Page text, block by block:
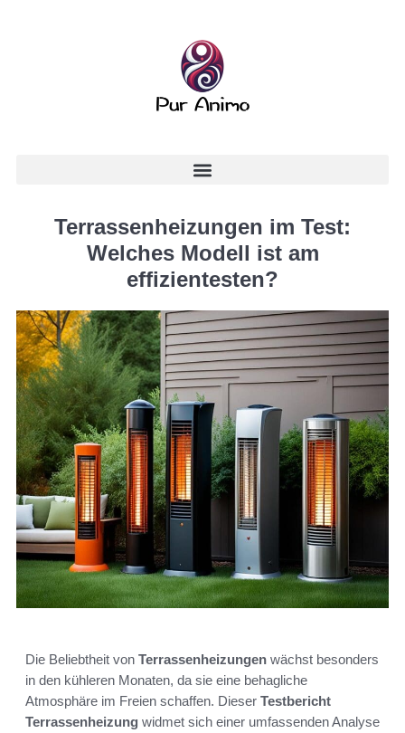
Terrassenheizungen im Test:
Welches Modell ist am
effizientesten?
Die Beliebtheit von Terrassenheizungen wächst besonders
in den kühleren Monaten, da sie eine behagliche
Atmosphäre im Freien schaffen. Dieser Testbericht
Terrassenheizung widmet sich einer umfassenden Analyse